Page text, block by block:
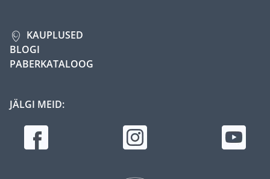
KAUPLUSED
BLOGI
PABERKATALOOG
JÄLGI MEID: